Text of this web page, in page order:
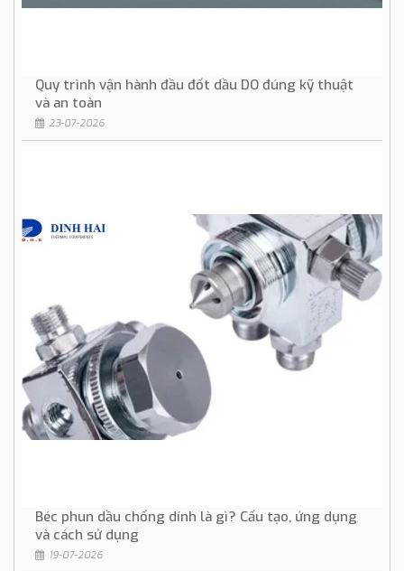
Quy trình vận hành đầu đốt dầu DO đúng kỹ thuật
và an toàn
23-07-2026
Béc phun dầu chống dính là gì? Cấu tạo, ứng dụng
và cách sử dụng
19-07-2026